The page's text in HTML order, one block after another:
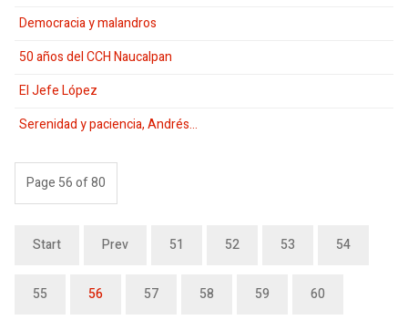
Democracia y malandros
50 años del CCH Naucalpan
El Jefe López
Serenidad y paciencia, Andrés…
Page 56 of 80
Start Prev 51 52 53 54
55 56 57 58 59 60